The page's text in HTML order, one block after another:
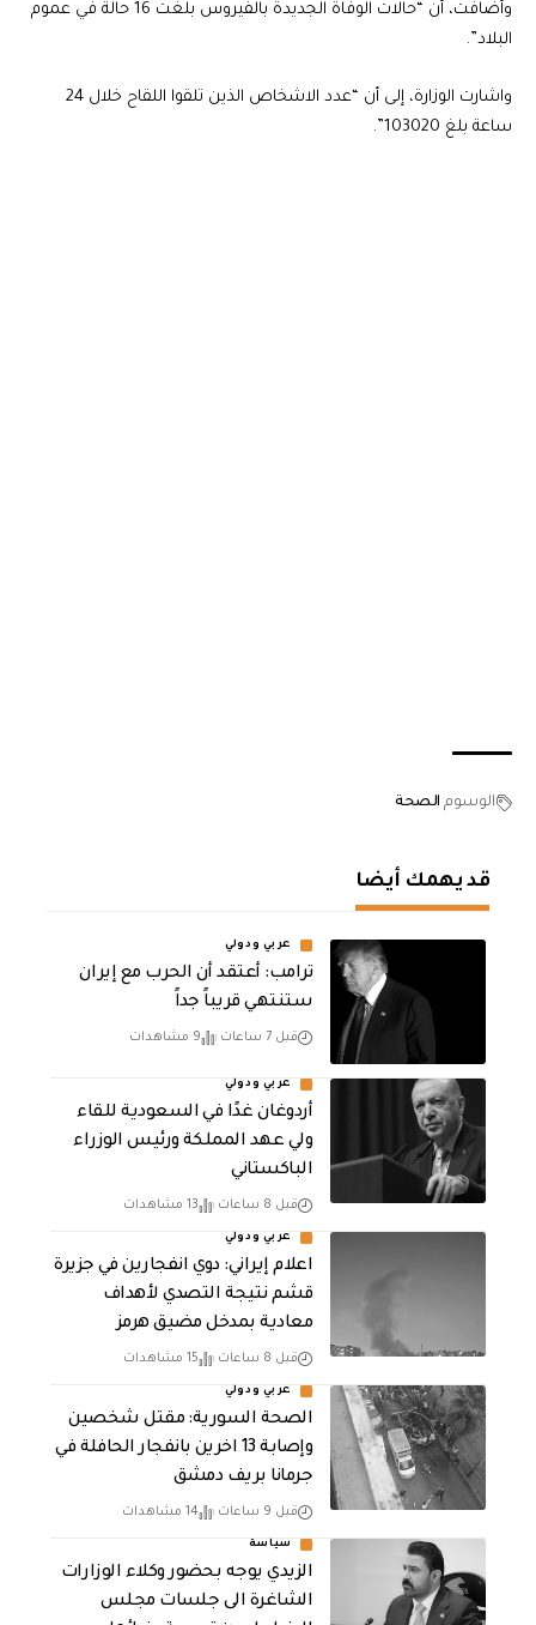
وأضافت، أن “حالات الوفاة الجديدة بالفيروس بلغت 16 حالة في عموم
البلاد”.
واشارت الوزارة، إلى أن “عدد الاشخاص الذين تلقوا اللقاح خلال 24
ساعة بلغ 103020”.
الوسوم الصحة
قد يهمك أيضا
عربي ودولي
‏ترامب: أعتقد أن الحرب مع إيران
ستنتهي قريباً جداً
قبل 7 ساعات 9 مشاهدات
عربي ودولي
أردوغان غدًا في السعودية للقاء
ولي عهد المملكة ورئيس الوزراء
الباكستاني
قبل 8 ساعات 13 مشاهدات
عربي ودولي
اعلام إيراني: دوي انفجارين في جزيرة
قشم نتيجة التصدي لأهداف
معادية بمدخل مضيق هرمز
قبل 8 ساعات 15 مشاهدات
عربي ودولي
الصحة السورية: مقتل شخصين
وإصابة 13 اخرين بانفجار الحافلة في
جرمانا بريف دمشق
قبل 9 ساعات 14 مشاهدات
سياسة
الزيدي يوجه بحضور وكلاء الوزارات
الشاغرة الى جلسات مجلس